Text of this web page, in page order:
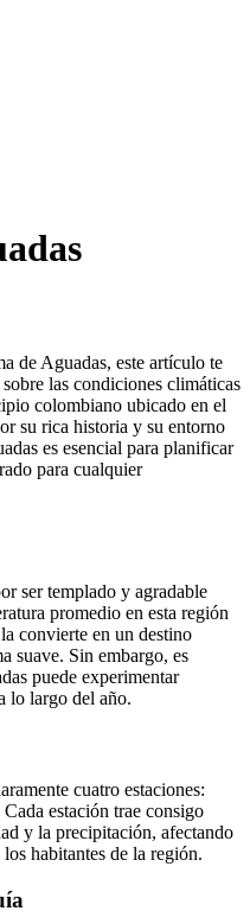
de Aguadas, este artículo te
las condiciones climáticas
colombiano ubicado en el
su rica historia y su entorno
es esencial para planificar
para cualquier
ser templado y agradable
promedio en esta región
convierte en un destino
suave. Sin embargo, es
puede experimentar
lo largo del año.
cuatro estaciones:
estación trae consigo
y la precipitación, afectando
habitantes de la región.